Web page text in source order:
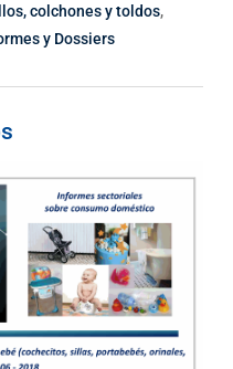
colchones y toldos,
y Dossiers